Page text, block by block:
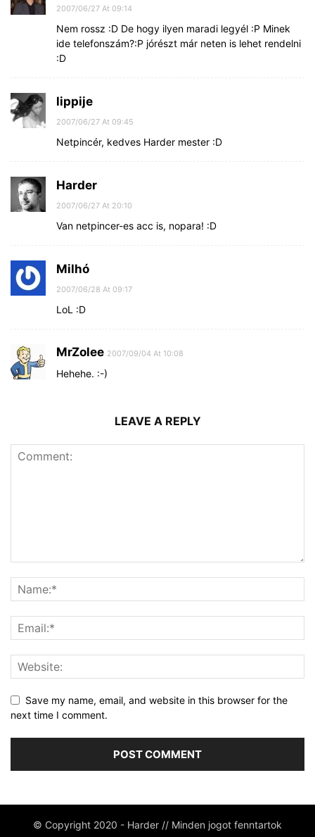
2007/06/27 At 09:14
Nem rossz :D De hogy ilyen maradi legyél :P Minek
ide telefonszám?:P jórészt már neten is lehet rendelni
:D
lippije
2007/06/27 At 09:45
Netpincér, kedves Harder mester :D
Harder
2007/06/27 At 20:10
Van netpincer-es acc is, nopara! :D
Milhó
2007/06/28 At 09:17
LoL :D
MrZolee 2007/09/04 At 10:08
Hehehe. :-)
LEAVE A REPLY
Save my name, email, and website in this browser for the
next time I comment.
© Copyright 2020 - Harder // Minden jogot fenntartok